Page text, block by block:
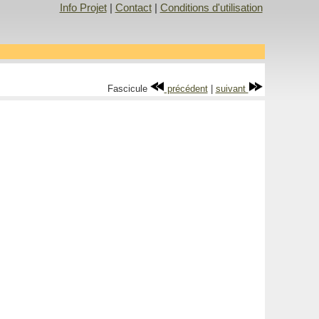
Info Projet| Contact| Conditions d'utilisation
Fascicule précédent| suivant